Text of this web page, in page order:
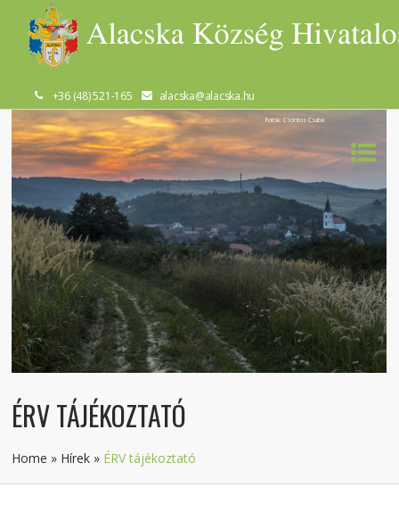
+36 (48) 521-165 alacska@alacska.hu
Fotók: Csontos Csaba
ÉRV TÁJÉKOZTATÓ
Home » Hírek » ÉRV tájékoztató